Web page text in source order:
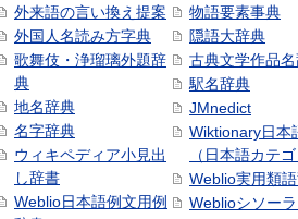
外来語の言い換え提案
外国人名読み方字典
歌舞伎・浄瑠璃外題辞
典
地名辞典
名字辞典
ウィキペディア小見出
し辞書
Weblio日本語例文用例
物語要素事典
隠語大辞典
古典文学作品
駅名辞典
JMnedict
Wiktionary日本
（日本語カテ
Weblio実用類
Weblioシソー